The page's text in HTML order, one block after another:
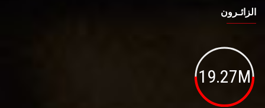
الزائـرون
19.27M